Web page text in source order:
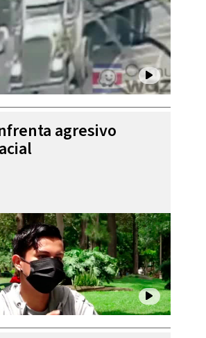
agresivo